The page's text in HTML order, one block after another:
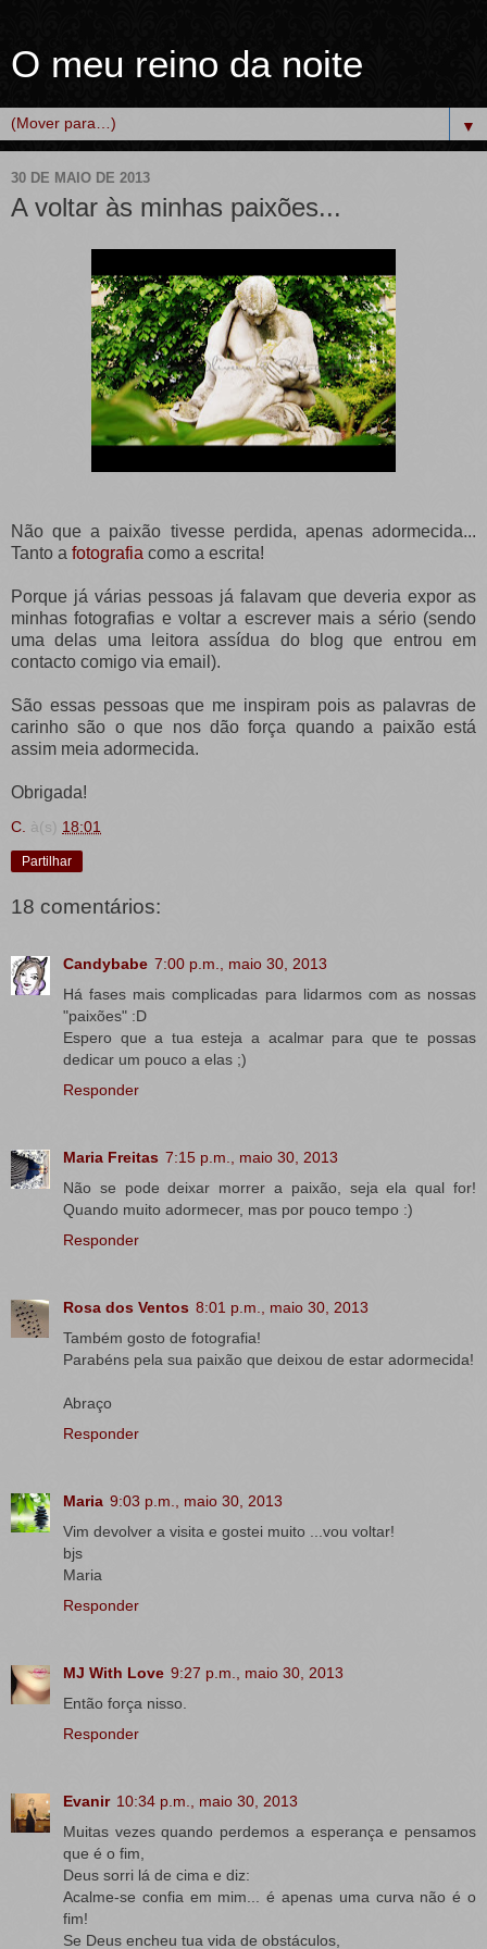
O meu reino da noite
▼
30 DE MAIO DE 2013
A voltar às minhas paixões...
Não que a paixão tivesse perdida, apenas adormecida...
Tanto a fotografia como a escrita!
Porque já várias pessoas já falavam que deveria expor as
minhas fotografias e voltar a escrever mais a sério (sendo
uma delas uma leitora assídua do blog que entrou em
contacto comigo via email).
São essas pessoas que me inspiram pois as palavras de
carinho são o que nos dão força quando a paixão está
assim meia adormecida.
Obrigada!
C. à(s) 18:01
Partilhar
18 comentários:
Candybabe 7:00 p.m., maio 30, 2013
Há fases mais complicadas para lidarmos com as nossas
"paixões" :D
Espero que a tua esteja a acalmar para que te possas
dedicar um pouco a elas ;)
Responder
Maria Freitas 7:15 p.m., maio 30, 2013
Não se pode deixar morrer a paixão, seja ela qual for!
Quando muito adormecer, mas por pouco tempo :)
Responder
Rosa dos Ventos 8:01 p.m., maio 30, 2013
Também gosto de fotografia!
Parabéns pela sua paixão que deixou de estar adormecida!
Abraço
Responder
Maria 9:03 p.m., maio 30, 2013
Vim devolver a visita e gostei muito ...vou voltar!
bjs
Maria
Responder
MJ With Love 9:27 p.m., maio 30, 2013
Então força nisso.
Responder
Evanir 10:34 p.m., maio 30, 2013
Muitas vezes quando perdemos a esperança e pensamos
que é o fim,
Deus sorri lá de cima e diz:
Acalme-se confia em mim... é apenas uma curva não é o
fim!
Se Deus encheu tua vida de obstáculos,